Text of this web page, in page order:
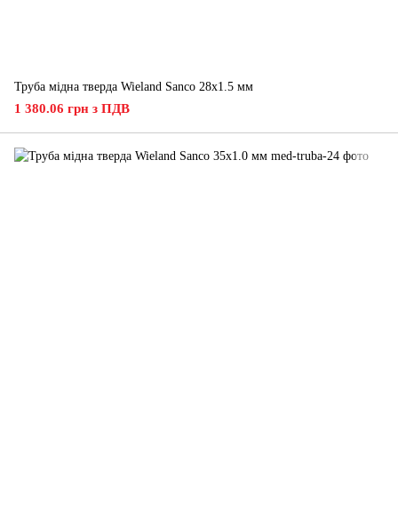
Труба мідна тверда Wieland Sanco 28х1.5 мм
1 380.06 грн з ПДВ